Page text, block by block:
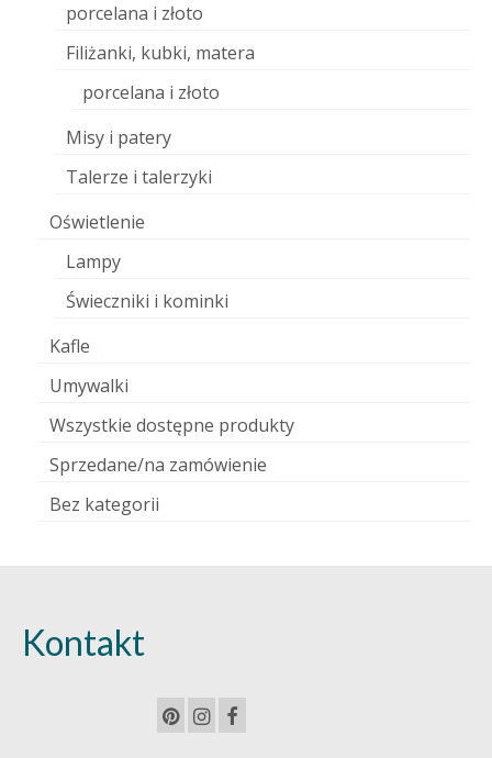
porcelana i złoto
Filiżanki, kubki, matera
porcelana i złoto
Misy i patery
Talerze i talerzyki
Oświetlenie
Lampy
Świeczniki i kominki
Kafle
Umywalki
Wszystkie dostępne produkty
Sprzedane/na zamówienie
Bez kategorii
Kontakt